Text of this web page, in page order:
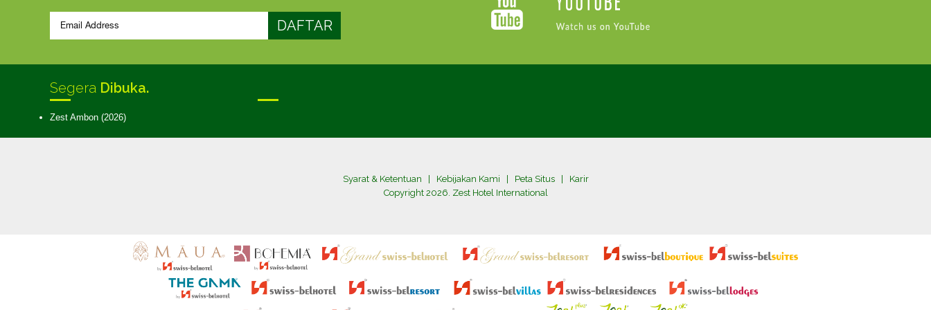
Segera Dibuka.
Zest Ambon (2026)
Syarat & Ketentuan Kebijakan Kami Peta Situs| Karir
Copyright 2026. Zest Hotel International